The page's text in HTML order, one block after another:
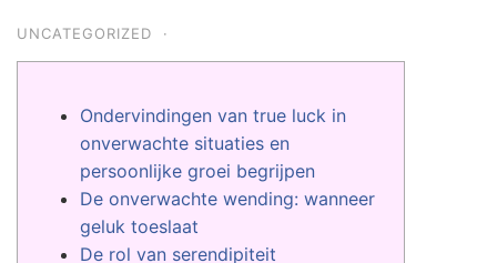
UNCATEGORIZED ·
Ondervindingen van true luck in
onverwachte situaties en
persoonlijke groei begrijpen
De onverwachte wending: wanneer
geluk toeslaat
De rol van serendipiteit